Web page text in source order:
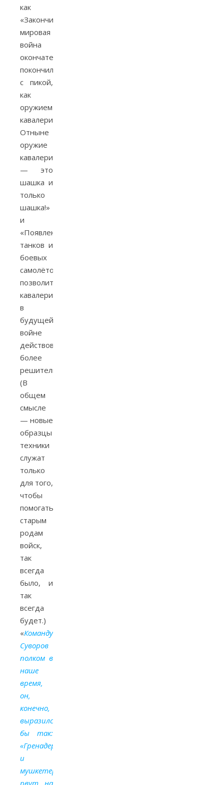
как
«Закончившаяся
мировая
война
окончательно
покончила
с пикой,
как
оружием
кавалерии.
Отныне
оружие
кавалериста
— это
шашка и
только
шашка!»
и
«Появление
танков и
боевых
самолётов
позволит
кавалерии
в
будущей
войне
действовать
более
решительно».
(В
общем
смысле
— новые
образцы
техники
служат
только
для того,
чтобы
помогать
старым
родам
войск,
так
всегда
было, и
так
всегда
будет.)
«Командуй
Суворов
полком в
наше
время,
он,
конечно,
выразился
бы так:
«Гренадеры
и
мушкетеры
рвут на